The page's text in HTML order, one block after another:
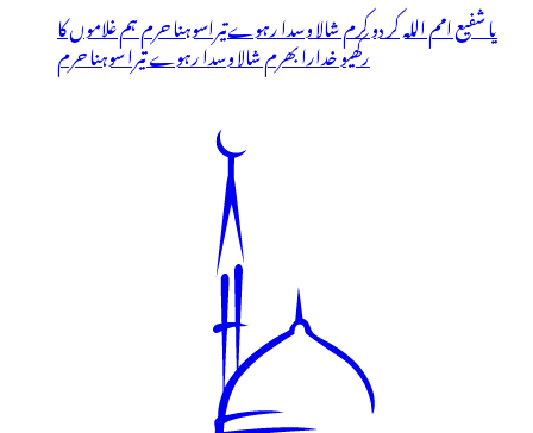
یا شفیع امم اللہ کر دو کرم شالا وسدا رہوےتیراسوہنا حرم ہم غلاموں کا
رکھیو خدارا بھرم شالا وسدا رہوے تیرا سوہنا حرم